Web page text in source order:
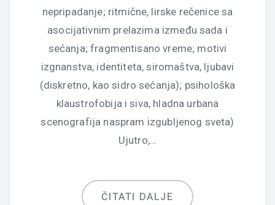
nepripadanje; ritmične, lirske rečenice sa
asocijativnim prelazima između sada i
sećanja; fragmentisano vreme; motivi
izgnanstva, identiteta, siromaštva, ljubavi
(diskretno, kao sidro sećanja); psihološka
klaustrofobija i siva, hladna urbana
scenografija naspram izgubljenog sveta)
Ujutro,…
ČITATI DALJE